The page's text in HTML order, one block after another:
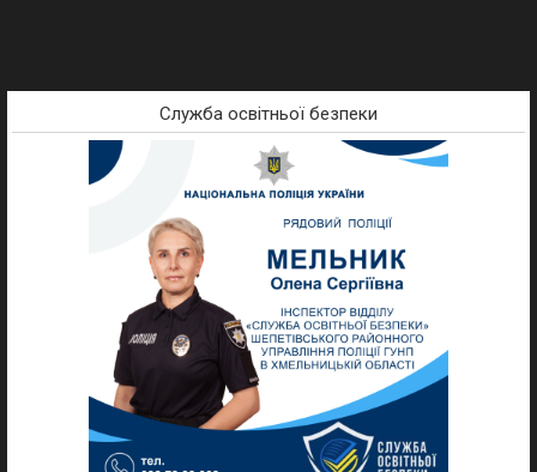
Служба освітньої безпеки